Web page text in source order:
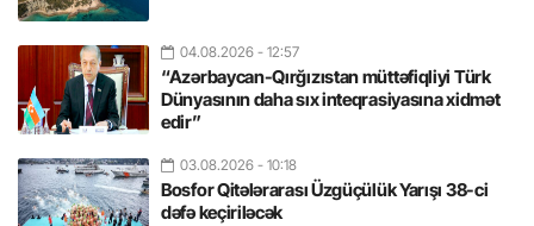
04.08.2026 - 12:57
“Azərbaycan-Qırğızıstan müttəfiqliyi Türk
Dünyasının daha sıx inteqrasiyasına xidmət
edir”
03.08.2026 - 10:18
Bosfor Qitələrarası Üzgüçülük Yarışı 38-ci
dəfə keçiriləcək